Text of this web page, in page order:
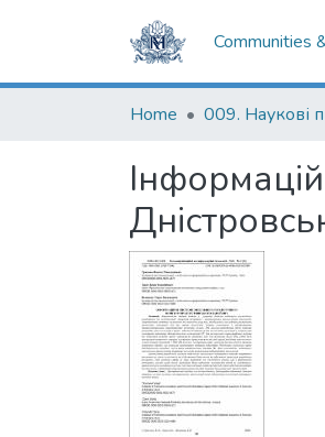
Communities
Home